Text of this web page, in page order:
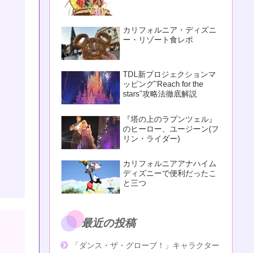
カリフォルニア・ディズニ
ー・リゾート食レポ
TDL新プロジェクションマ
ッピング"Reach for the
stars"攻略法徹底解説
『塔の上のラプンツェル』
のヒーロー、ユージーン(フ
リン・ライダー)
カリフォルニアアナハイム
ディズニーで便利だったこ
と三つ
最近の投稿
「ダンス・ザ・グローブ！」キャラクター